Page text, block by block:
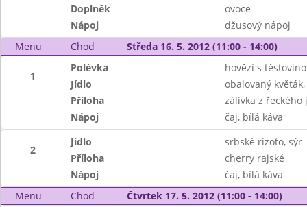
Doplněk
ovoce
Nápoj
džusový nápoj
Menu
Chod Středa 16. 5. 2012 (11:00 - 14:00)
1
Polévka
hovězí s
Jídlo
obalovaný
Příloha
zálivka z řeckého
Nápoj
čaj, bílá káva
2
Jídlo
srbské rizoto, sýr
Příloha
cherry rajské
Nápoj
čaj, bílá káva
Menu
Chod Čtvrtek 17. 5. 2012 (11:00 - 14:00)